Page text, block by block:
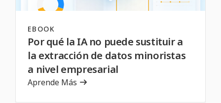
EBOOK
Por qué la IA no puede sustituir a
la extracción de datos minoristas
a nivel empresarial
Aprende Más